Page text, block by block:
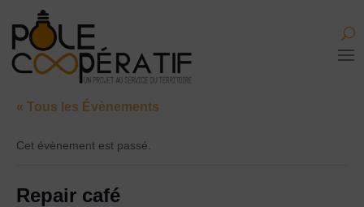
« Tous les Évènements
Cet évènement est passé.
Repair café